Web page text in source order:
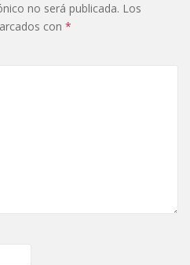
no será publicada. Los
con *